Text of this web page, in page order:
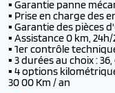
▪️ Garantie panne
▪️ Prise en charge des
▪️ Garantie des pièces
▪️ Assistance 0 km, 24h/
▪️ 1er contrôle
▪️ 3 durées au choix :
▪️ 4 options
30 00 Km / an